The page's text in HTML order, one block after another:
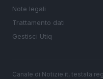
Note legali
Trattamento dati
Gestisci Utiq
Canale di Notizie.it, testata